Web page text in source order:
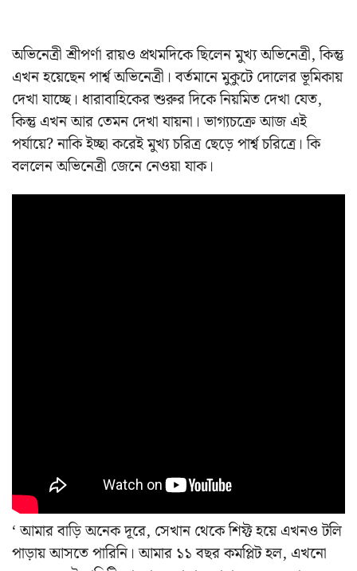
অভিনেত্রী শ্রীপর্ণা রায়ও প্রথমদিকে ছিলেন মুখ্য অভিনেত্রী, কিন্তু
এখন হয়েছেন পার্শ্ব অভিনেত্রী। বর্তমানে মুকুটে দোলের ভূমিকায়
দেখা যাচ্ছে। ধারাবাহিকের শুরুর দিকে নিয়মিত দেখা যেত,
কিন্তু এখন আর তেমন দেখা যায়না। ভাগ্যচক্রে আজ এই
পর্যায়ে? নাকি ইচ্ছা করেই মুখ্য চরিত্র ছেড়ে পার্শ্ব চরিত্রে। কি
বললেন অভিনেত্রী জেনে নেওয়া যাক।
‘ আমার বাড়ি অনেক দূরে, সেখান থেকে শিফ্ট হয়ে এখনও টলি
পাড়ায় আসতে পারিনি। আমার ১১ বছর কমপ্লিট হল, এখনো